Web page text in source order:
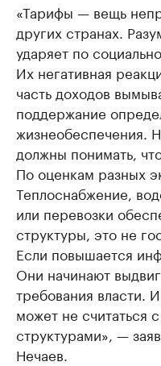
«Тарифы — вещь
других странах.
ударяет по
Их негативная
часть доходов
поддержание
жизнеобеспечения.
должны понимать,
По оценкам разных
Теплоснабжение,
или перевозки
структуры, это не
Если повышается
Они начинают
требования власти.
может не считаться
структурами», —
Нечаев.